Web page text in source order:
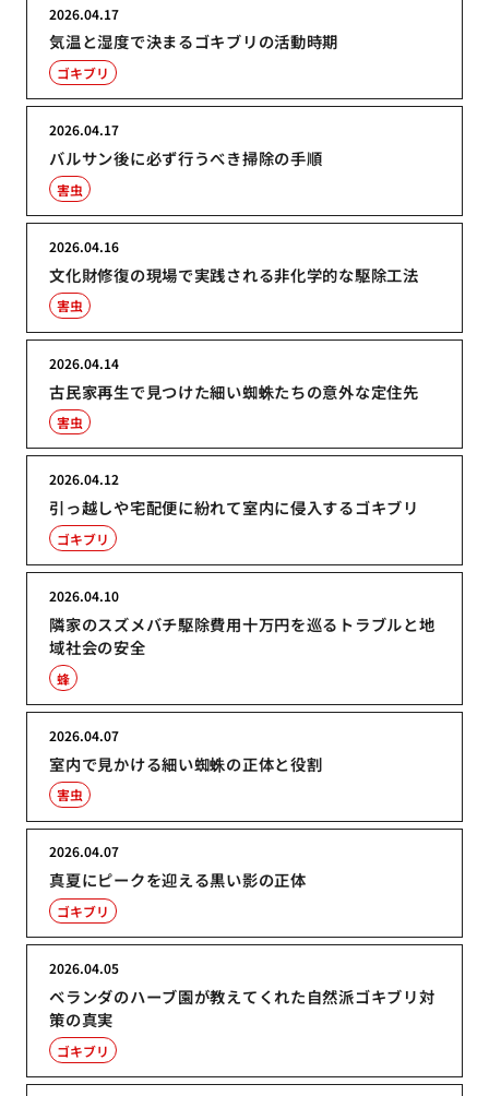
気温と湿度で決まるゴキブリの活動時期
2026.04.17
ゴキブリ
バルサン後に必ず行うべき掃除の手順
2026.04.17
害虫
文化財修復の現場で実践される非化学的な駆除工法
2026.04.16
害虫
古民家再生で見つけた細い蜘蛛たちの意外な定住先
2026.04.14
害虫
引っ越しや宅配便に紛れて室内に侵入するゴキブリ
2026.04.12
ゴキブリ
隣家のスズメバチ駆除費用十万円を巡るトラブルと地
域社会の安全
2026.04.10
蜂
室内で見かける細い蜘蛛の正体と役割
2026.04.07
害虫
真夏にピークを迎える黒い影の正体
2026.04.07
ゴキブリ
ベランダのハーブ園が教えてくれた自然派ゴキブリ対
策の真実
2026.04.05
ゴキブリ